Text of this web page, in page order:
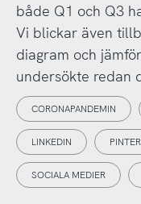
både Q1 och Q3
Vi blickar även
diagram och
undersökte redan
CORONAPANDEMIN
LINKEDIN
SOCIALA MEDIER